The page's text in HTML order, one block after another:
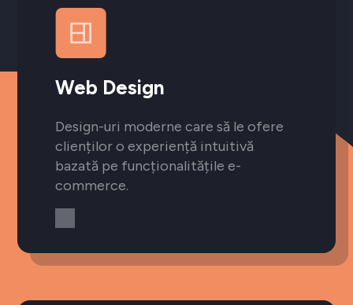
Web Design
Design-uri moderne care să le ofere
clienților o experiență intuitivă
bazată pe funcționalitățile e-
commerce.